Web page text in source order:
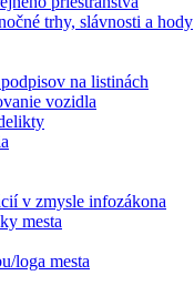
trhy, slávnosti a hody
na listinách
vozidla
v zmysle infozákona
mesta
loga mesta